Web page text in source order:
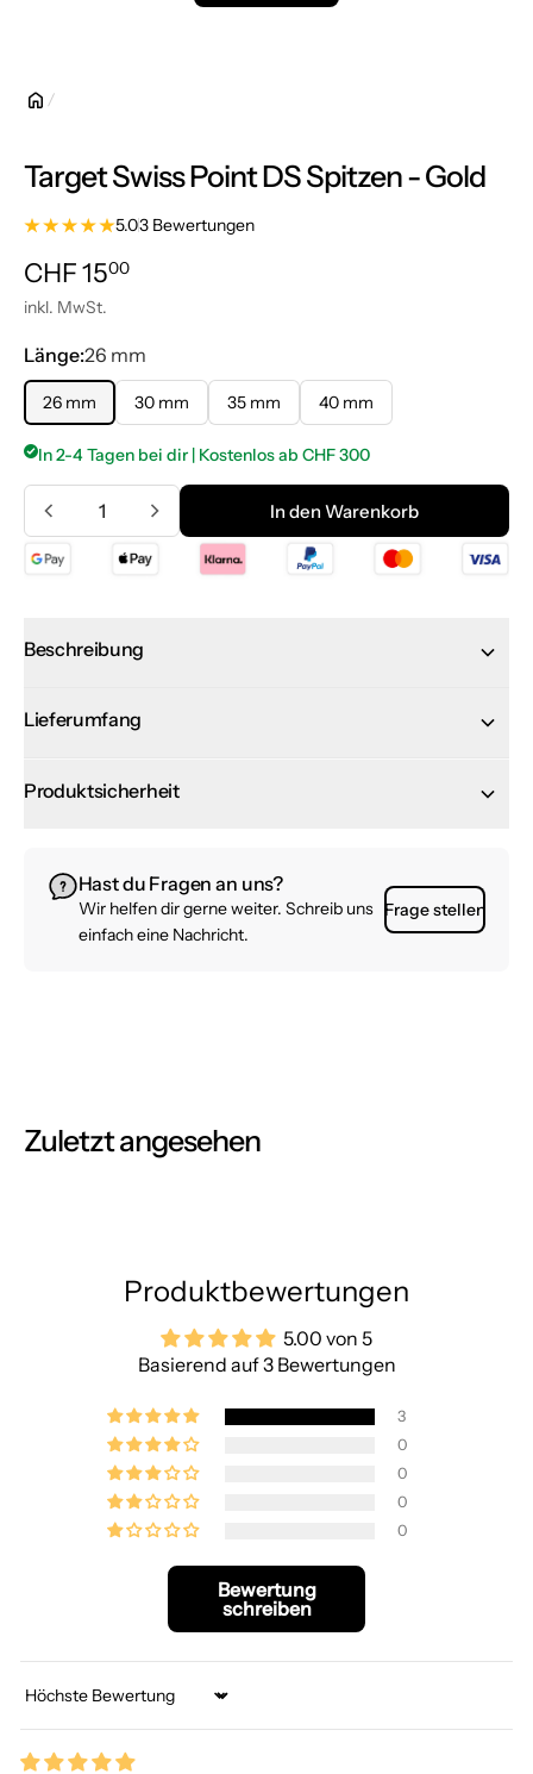
Target Swiss Point DS Spitzen - Gold
5.03 Bewertungen
Normalpreis
CHF 1500CHF 15.00
inkl. MwSt.
Länge:26 mm
26 mm 30 mm 35 mm 40 mm
In 2-4 Tagen bei dir | Kostenlos ab CHF 300
Menge
In den Warenkorb
In den Warenkorb
Beschreibung
Lieferumfang
Produktsicherheit
Hast du Fragen an uns?
Wir helfen dir gerne weiter. Schreib uns
einfach eine Nachricht.
Frage stellen
Zuletzt angesehen
Produktbewertungen
5.00 von 5
Basierend auf 3 Bewertungen
3
0
0
0
0
Bewertung
schreiben
Sort by